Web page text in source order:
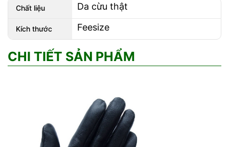
Chất liệu Da cừu thật
Kích thước Feesize
CHI TIẾT SẢN PHẨM